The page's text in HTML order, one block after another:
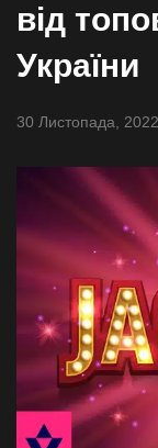
від
України
30 Листопада, 2022